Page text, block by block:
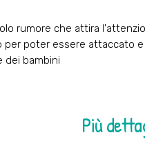
rumore che attira
poter essere attaccato
dei bambini
Più